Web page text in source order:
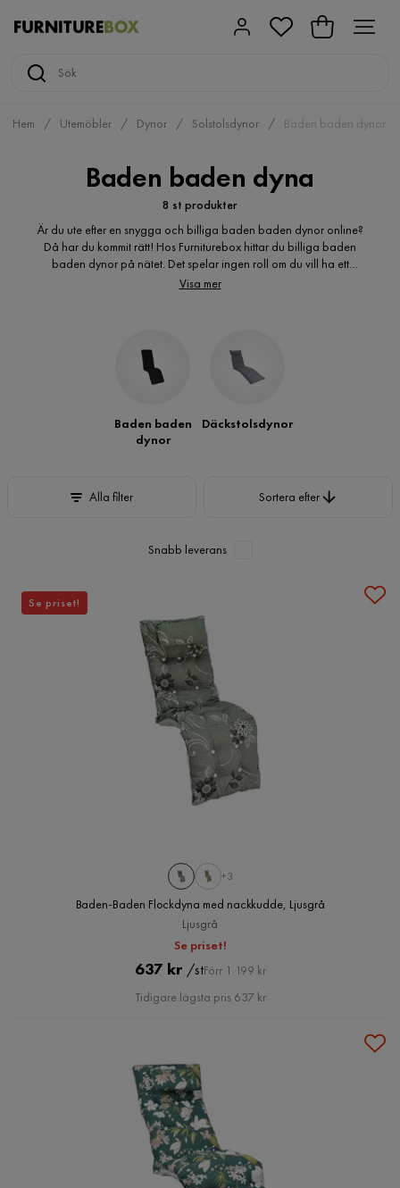
Hem Utemöbler Dynor Solstolsdynor Baden baden dynor
Baden baden dyna
8 st produkter
Är du ute efter en snygga och billiga baden baden dynor online?
Då har du kommit rätt! Hos Furniturebox hittar du billiga baden
baden dynor på nätet. Det spelar ingen roll om du vill ha ett
klassiskt eller modernt uttryck, här hittar du många varianter av
baden baden dyna till dina solstolar? Mönstrad baden baden
dyna för trädgården? Billig baden baden dyna till dina
positionsfåtöljer? Hos oss hittar du de billiga baden baden dynor
varianter för en trivsammare och bekvämare altan eller uteplats.
Visa mer
Baden baden
dynor
Däckstolsdynor
Alla filter Sortera efter
Snabb leverans
+3
Baden-Baden Flockdyna med nackkudde, Ljusgrå
Ljusgrå
Se priset!
Pris
637 kr /stOriginal
Pris
Förr 1 199 kr
Tidigare lägsta pris 637 kr
Se priset!